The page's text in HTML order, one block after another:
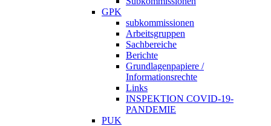
GPK
subkommissionen
Arbeitsgruppen
Sachbereiche
Berichte
Grundlagenpapiere /
Informationsrechte
Links
INSPEKTION COVID-19-
PANDEMIE
PUK